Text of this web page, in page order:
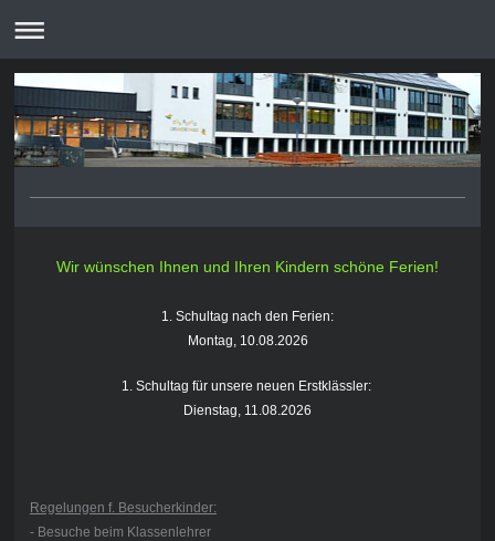
Wir wünschen Ihnen und Ihren Kindern schöne Ferien!
1. Schultag nach den Ferien:
Montag, 10.08.2026
1. Schultag für unsere neuen Erstklässler:
Dienstag, 11.08.2026
Regelungen f. Besucherkinder:
- Besuche beim Klassenlehrer